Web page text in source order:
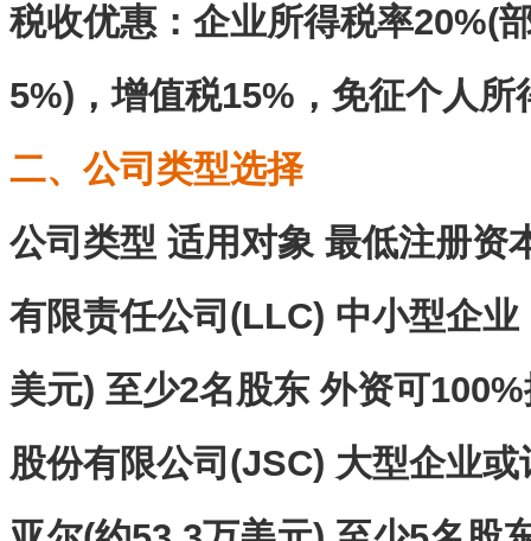
税收优惠‌：企业所得税率20%(
5%)，增值税15%，免征个人所
二、公司类型选择
公司类型 适用对象 最低注册资
有限责任公司(LLC) 中小型企
美元) 至少2名股东 外资可
股份有限公司(JSC) 大型企业